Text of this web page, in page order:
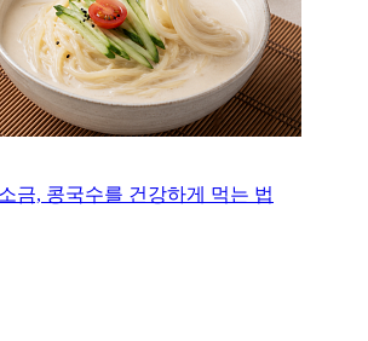
금, 콩국수를 건강하게 먹는 법